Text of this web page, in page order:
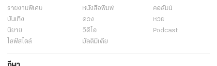
รายงานพิเศษ หนังสือพิมพ์
คอลัมน์
บันเทิง
ดวง
หวย
นิยาย
วิดีโอ
Podcast
ไลฟ์สไตล์
มัลติมีเดีย